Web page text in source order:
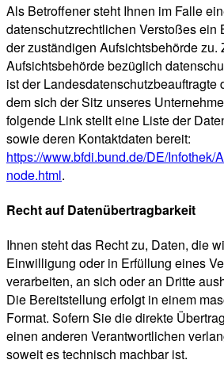
Als Betroffener steht Ihnen im Falle
datenschutzrechtlichen Verstoßes ein
der zuständigen Aufsichtsbehörde zu.
Aufsichtsbehörde bezüglich
ist der Landesdatenschutzbeauftragte
dem sich der Sitz unseres
folgende Link stellt eine Liste der
sowie deren Kontaktdaten bereit:
https://www.bfdi.bund.de/DE/
node.html.
Recht auf Datenübertragbarkeit
Ihnen steht das Recht zu, Daten, die
Einwilligung oder in Erfüllung eines
verarbeiten, an sich oder an Dritte
Die Bereitstellung erfolgt in einem
Format. Sofern Sie die direkte
einen anderen Verantwortlichen
soweit es technisch machbar ist.